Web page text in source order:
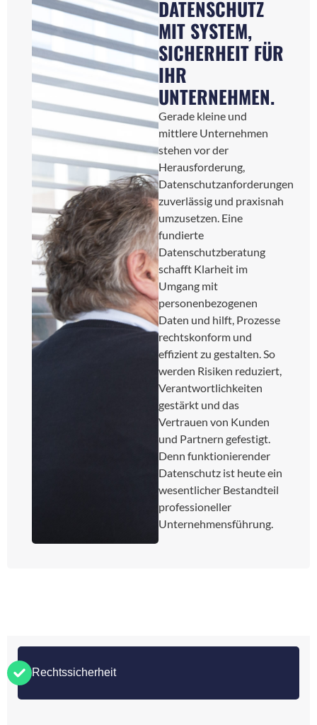
DATENSCHUTZ
MIT SYSTEM,
SICHERHEIT FÜR
IHR
UNTERNEHMEN.
Gerade kleine und
mittlere Unternehmen
stehen vor der
Herausforderung,
Datenschutzanforderungen
zuverlässig und praxisnah
umzusetzen. Eine
fundierte
Datenschutzberatung
schafft Klarheit im
Umgang mit
personenbezogenen
Daten und hilft, Prozesse
rechtskonform und
effizient zu gestalten. So
werden Risiken reduziert,
Verantwortlichkeiten
gestärkt und das
Vertrauen von Kunden
und Partnern gefestigt.
Denn funktionierender
Datenschutz ist heute ein
wesentlicher Bestandteil
professioneller
Unternehmensführung.
Rechtssicherheit